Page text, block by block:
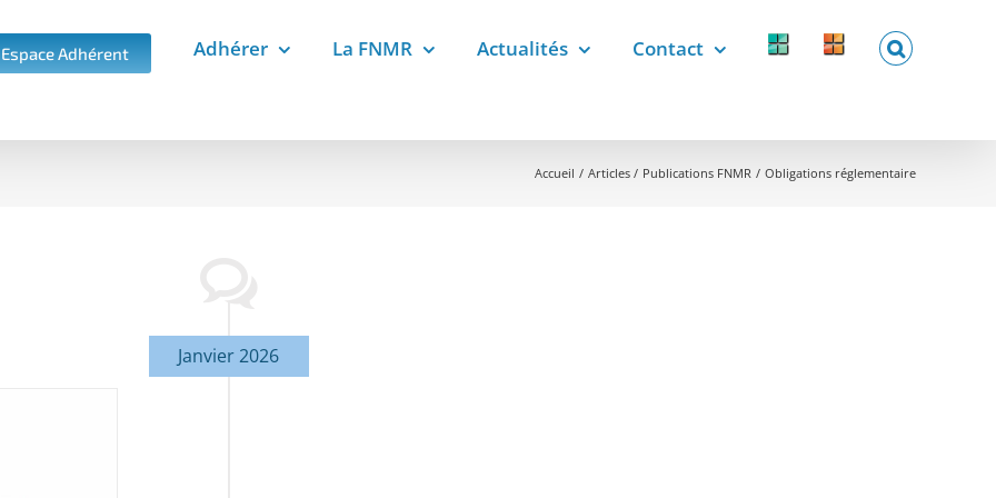
Espace Adhérent Adhérer La FNMR Actualités Contact ForcomedLabelix
Accueil Articles Publications FNMR Obligations réglementaire
Janvier 2026